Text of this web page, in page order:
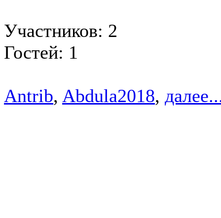
Участников: 2
Гостей: 1
Antrib, Abdula2018,